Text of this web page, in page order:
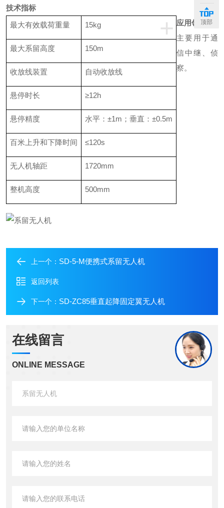
技术指标
+
最大有效载荷重量 15kg
最大系留高度 150m
收放线装置 自动收放线
悬停时长 ≥12h
悬停精度 水平：±1m ；垂直：±0.5m
百米上升和下降时间 ≤120s
无人机轴距 1720mm
整机高度 500mm
应用领域
主要用于通
信中继、侦
察。
上一个： SD-5-M便携式系留无人机
返回列表
下一个： SD-ZC85垂直起降固定翼无人机
在线留言
ONLINE MESSAGE
顶部